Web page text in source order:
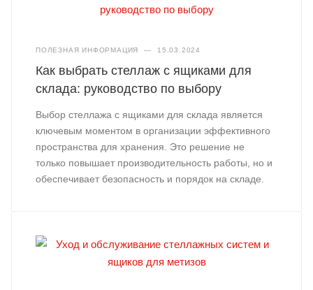
ПОЛЕЗНАЯ ИНФОРМАЦИЯ — 15.03.2024
Как выбрать стеллаж с ящиками для
склада: руководство по выбору
Выбор стеллажа с ящиками для склада является
ключевым моментом в организации эффективного
пространства для хранения. Это решение не
только повышает производительность работы, но и
обеспечивает безопасность и порядок на складе.